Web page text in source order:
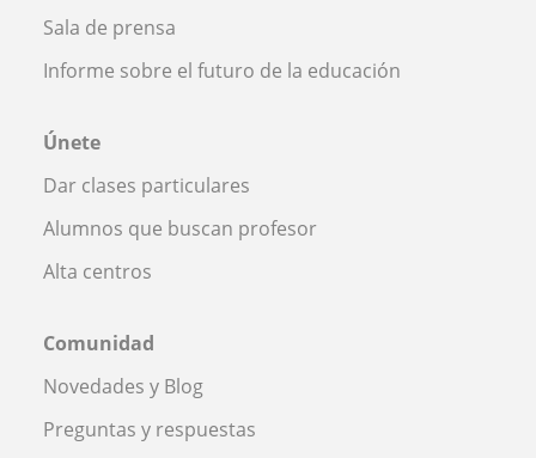
Sala de prensa
Informe sobre el futuro de la educación
Únete
Dar clases particulares
Alumnos que buscan profesor
Alta centros
Comunidad
Novedades y Blog
Preguntas y respuestas